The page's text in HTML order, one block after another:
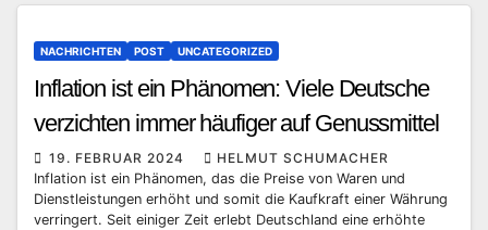
NACHRICHTEN POST UNCATEGORIZED
Inflation ist ein Phänomen: Viele Deutsche
verzichten immer häufiger auf Genussmittel
19. FEBRUAR 2024
HELMUT SCHUMACHER
Inflation ist ein Phänomen, das die Preise von Waren und
Dienstleistungen erhöht und somit die Kaufkraft einer Währung
verringert. Seit einiger Zeit erlebt Deutschland eine erhöhte